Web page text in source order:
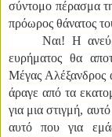
σύντομο πέρασμα
πρόωρος θάνατος
Ναι! Η
ευρήματος θα
Μέγας Αλέξανδρος
άραγε από τα
για μια στιγμή,
αυτό που για